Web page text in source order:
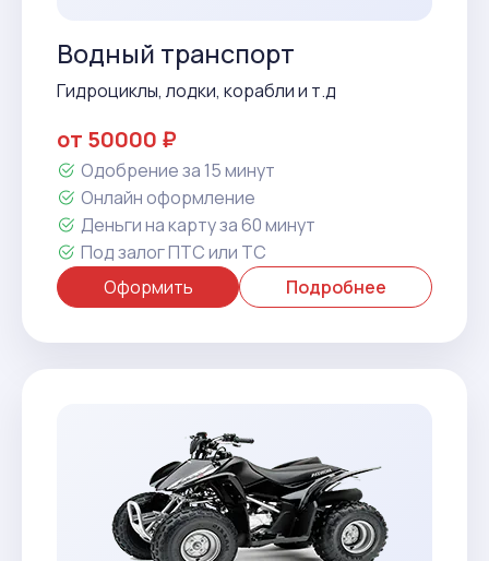
Водный транспорт
Гидроциклы, лодки, корабли и т.д
от 50000 ₽
Одобрение за 15 минут
Онлайн оформление
Деньги на карту за 60 минут
Под залог ПТС или ТС
Оформить
Подробнее